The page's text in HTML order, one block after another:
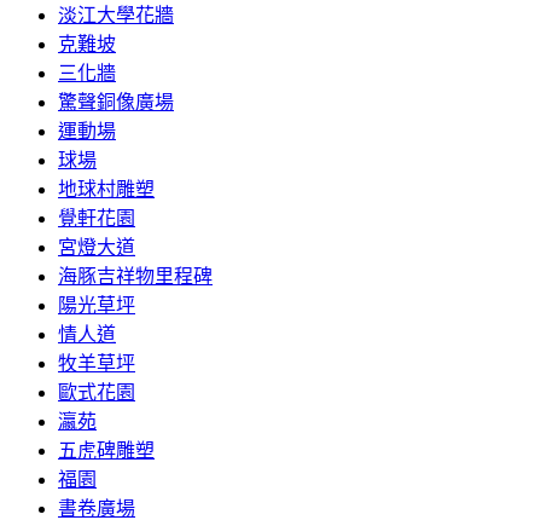
淡江大學花牆
克難坡
三化牆
驚聲銅像廣場
運動場
球場
地球村雕塑
覺軒花園
宮燈大道
海豚吉祥物里程碑
陽光草坪
情人道
牧羊草坪
歐式花園
瀛苑
五虎碑雕塑
福園
書卷廣場